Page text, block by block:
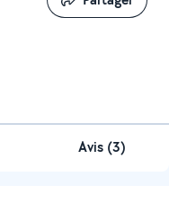
Partager
Avis (3)